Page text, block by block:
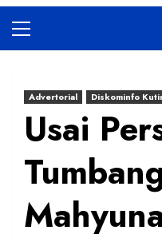
Menu
Advertorial Diskominfo
Usai